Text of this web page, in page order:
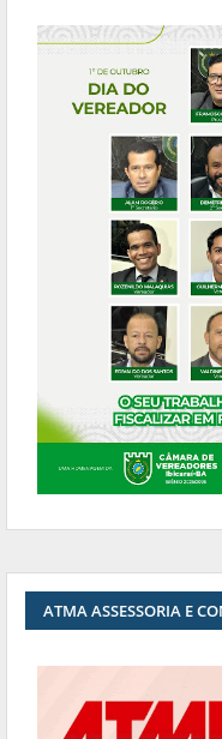
ATMA ASSESSORIA E